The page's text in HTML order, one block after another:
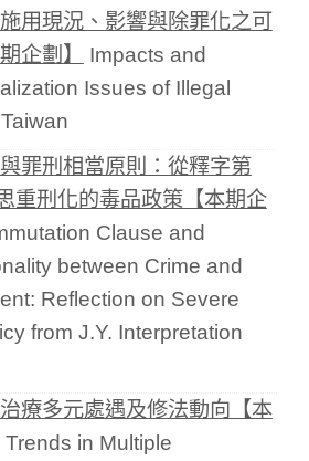
用現況、影響與除罪化之可
企劃】
Impacts and
Issues of Illegal
罪刑相當原則：從釋字第
重刑化的毒品政策【本期企
Clause and
between Crime and
Reflection on Severe
from J.Y. Interpretation
療多元處遇及修法動向【本
Trends in Multiple